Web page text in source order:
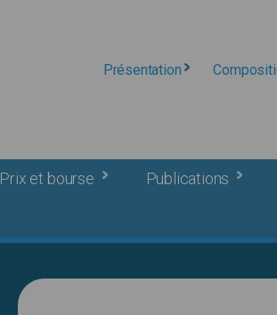
Présentation
Prix et bourse Publications